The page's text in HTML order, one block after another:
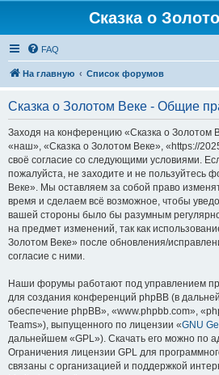
Сказка о
FAQ
На главную Список форумов
Сказка о Золотом Веке - Общие
Заходя на конференцию «Сказка о Золотом
«наш», «Сказка о Золотом Веке», «https://
своё согласие со следующими условиями.
пожалуйста, не заходите и не пользуйтесь
Веке». Мы оставляем за собой право
время и сделаем всё возможное, чтобы
вашей стороны было бы разумным регулярно
на предмет изменений, так как
Золотом Веке» после обновления/
согласие с ними.
Наши форумы работают под управлением
для создания конференций phpBB (в
обеспечение phpBB», «www.phpbb.com»,
Teams»), выпущенного по лицензии «GNU
дальнейшем «GPL»). Скачать его можно по
Ограничения лицензии GPL для
связаны с организацией и поддержкой